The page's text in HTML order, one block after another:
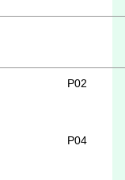
P02
P04